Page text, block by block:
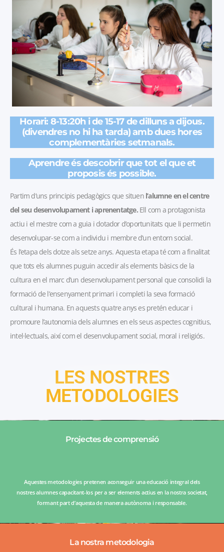
Horari: 8-13:20h i de 15-17 de dilluns a dijous.
(divendres no hi ha tarda)amb dues hores
complementàries setmanals.
Aprendre és descobrir que tot el que et
proposis és possible.
Partim d’uns principis pedagògics que situen l’alumne en el centre
del seu desenvolupament i aprenentatge. Ell com a protagonista
actiu i el mestre com a guia i dotador d’oportunitats que li permetin
desenvolupar-se com a individu i membre d’un entorn social.
És l’etapa dels dotze als setze anys. Aquesta etapa té com a finalitat
que tots els alumnes puguin accedir als elements bàsics de la
cultura en el marc d’un desenvolupament personal que consolidi la
formació de l’ensenyament primari i completi la seva formació
cultural i humana. En aquests quatre anys es pretén educar i
promoure l’autonomia dels alumnes en els seus aspectes cognitius,
intel·lectuals, així com el desenvolupament social, moral i religiós.
LES NOSTRES
METODOLOGIES
Projectes de comprensió
Aquestes metodologies pretenen aconseguir una educació integral dels
nostres alumnes capacitant-los per a ser elements actius en la nostra societat,
formant part d’aquesta de manera autònoma i responsable.
La nostra metodologia